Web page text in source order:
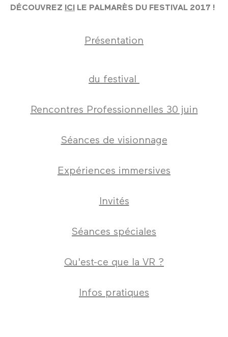
DÉCOUVREZ ICI LE PALMARÈS DU FESTIVAL 2017 !
Présentation
du festival
Rencontres Professionnelles 30 juin
Séances de visionnage
Expériences immersives
Invités
Séances spéciales
Qu'est-ce que la VR ?
Infos pratiques